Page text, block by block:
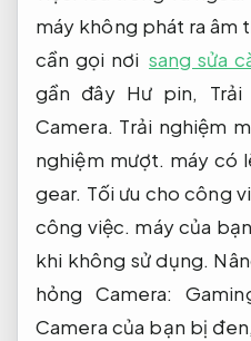
máy không phát ra âm
cần gọi nơi sang sửa
gần đây Hư pin,
Camera. Trải nghiệm
nghiệm mượt. máy có
gear. Tối ưu cho công
công việc. máy của
khi không sử dụng.
hỏng Camera:
Camera của bạn bị